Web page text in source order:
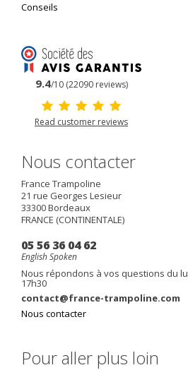
Conseils
9.4/10 (22090 reviews)
Read customer reviews
Nous contacter
France Trampoline
21 rue Georges Lesieur
33300Bordeaux
FRANCE (CONTINENTALE)
05 56 36 04 62
English Spoken
Nous répondons à vos questions du
17h30
contact@france-trampoline.com
Nous contacter
Pour aller plus loin